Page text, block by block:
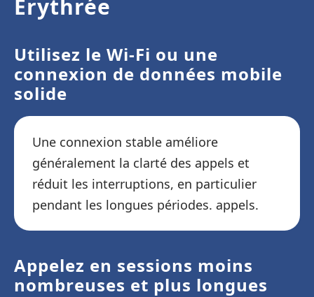
Érythrée
Utilisez le Wi-Fi ou une
connexion de données mobile
solide
Une connexion stable améliore
généralement la clarté des appels et
réduit les interruptions, en particulier
pendant les longues périodes. appels.
Appelez en sessions moins
nombreuses et plus longues